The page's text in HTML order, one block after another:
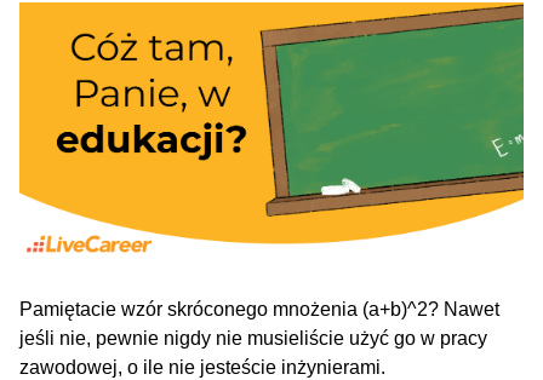
Pamiętacie wzór skróconego mnożenia (a+b)^2? Nawet
jeśli nie, pewnie nigdy nie musieliście użyć go w pracy
zawodowej, o ile nie jesteście inżynierami.